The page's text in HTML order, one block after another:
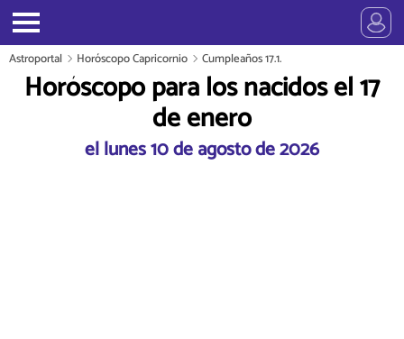
Astroportal Horóscopo Capricornio Cumpleaños 17.1.
Horóscopo para los nacidos el 17
de enero
el lunes 10 de agosto de 2026